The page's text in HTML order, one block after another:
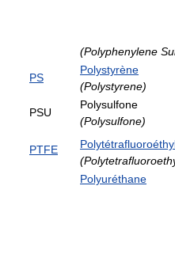
(Polyphenylene
PS
Polystyrène
(Polystyrene)
PSU
Polysulfone
(Polysulfone)
PTFE
Polyuréthane